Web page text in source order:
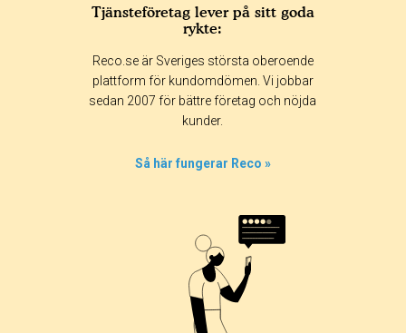
Tjänsteföretag lever på sitt goda
rykte:
Reco.se är Sveriges största oberoende
plattform för kundomdömen. Vi jobbar
sedan 2007 för bättre företag och nöjda
kunder.
Så här fungerar Reco »